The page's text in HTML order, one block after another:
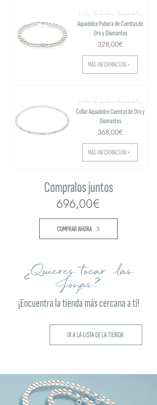
Hilos de perlas Acquadolce
Aquadolce Pulsera de Cuentas de
Oro y Diamantes
328,00€
MÁS INFORMACIÓN >
Hilos de perlas Acquadolce
Collar Aquadolce Cuentas de Oro y
Diamantes
368,00€
MÁS INFORMACIÓN >
Compralos juntos
696,00€
COMPRAR AHORA
¿Quieres tocar las
Joyas?
¡Encuentra la tienda más cercana a ti!
IR A LA LISTA DE LA TIENDA